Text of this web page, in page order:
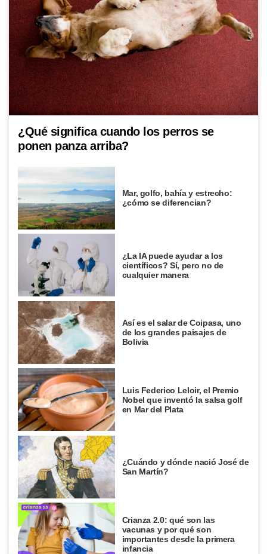
¿Qué significa cuando los perros se
ponen panza arriba?
Mar, golfo, bahía y estrecho:
¿cómo se diferencian?
¿La IA puede ayudar a los
científicos? Sí, pero no de
cualquier manera
Así es el salar de Coipasa, uno
de los grandes paisajes de
Bolivia
Luis Federico Leloir, el Premio
Nobel que inventó la salsa golf
en Mar del Plata
¿Cuándo y dónde nació José de
San Martín?
Crianza 2.0: qué son las
vacunas y por qué son
importantes desde la primera
infancia